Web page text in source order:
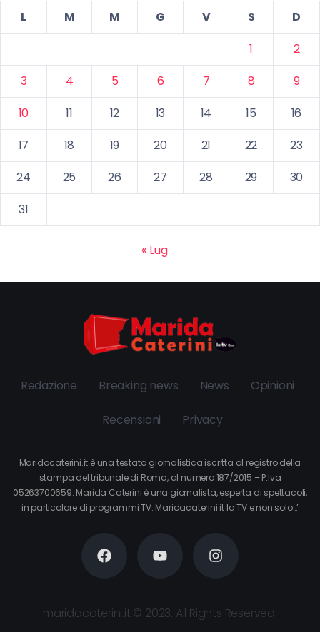
L
M M G V S
D
1
2
3
4 5 6 7 8
9
10
11 12 13 14 15
16
17
18 19 20 21 22
23
24
25 26 27 28 29
30
31
« Lug
Redazione Breaking news News Opinioni
Recensioni Privacy
Maridacaterini.it è una testata giornalistica iscritta al registro della
stampa del tribunale di Roma, al numero 187/2015 – P.Iva
05263700659. Marida Caterini è una giornalista, esperta di spettacoli,
in particolare di programmi TV. Maridacaterini.it la TV e non solo…’
maridacaterini.it © 2023. All Rights Reserved.